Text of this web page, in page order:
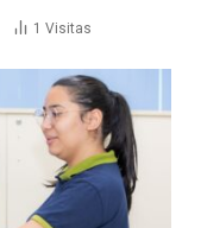
1 Visitas